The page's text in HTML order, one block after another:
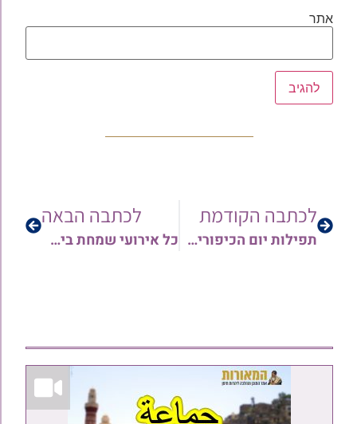
אתר
לכתבה הקודמת
תפילות יום הכיפורים מהחזנים והרבנים | כעת לצפיה ב'המאורות'
לכתבה הבאה
כל אירועי שמחת בית השואבה והקפות שניות ביהדות תימן ברחבי הארץ | מידע מתעדכן